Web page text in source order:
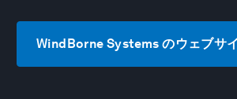
WindBorne Systems のウェブサ